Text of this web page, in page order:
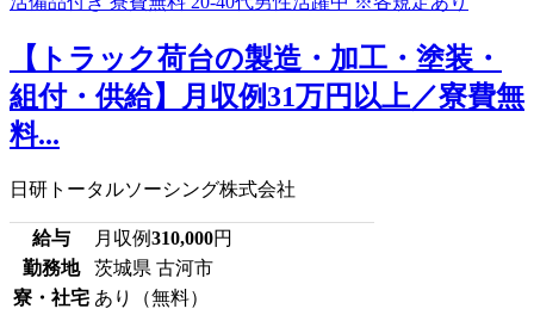
【トラック荷台の製造・加工・塗装・
組付・供給】月収例31万円以上／寮費無
料...
日研トータルソーシング株式会社
給与 月収例310,000円
勤務地
茨城県 古河市
寮・社宅 あり（無料）